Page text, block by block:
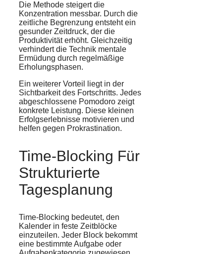
Die Methode steigert die
Konzentration messbar. Durch die
zeitliche Begrenzung entsteht ein
gesunder Zeitdruck, der die
Produktivität erhöht. Gleichzeitig
verhindert die Technik mentale
Ermüdung durch regelmäßige
Erholungsphasen.
Ein weiterer Vorteil liegt in der
Sichtbarkeit des Fortschritts. Jedes
abgeschlossene Pomodoro zeigt
konkrete Leistung. Diese kleinen
Erfolgserlebnisse motivieren und
helfen gegen Prokrastination.
Time-Blocking Für
Strukturierte
Tagesplanung
Time-Blocking bedeutet, den
Kalender in feste Zeitblöcke
einzuteilen. Jeder Block bekommt
eine bestimmte Aufgabe oder